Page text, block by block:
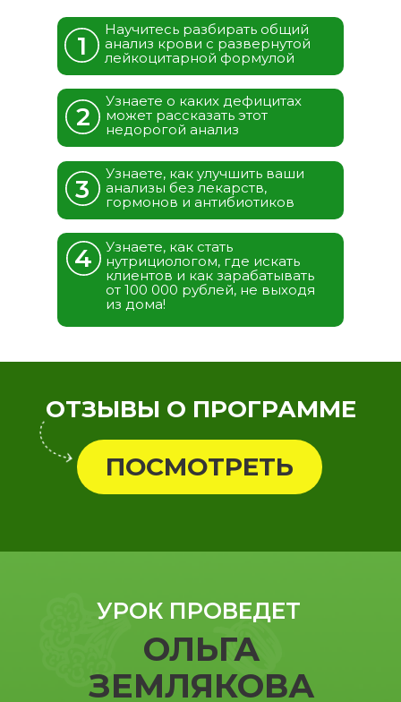
Научитесь разбирать общий
анализ крови с развернутой
лейкоцитарной формулой
Узнаете о каких дефицитах
может рассказать этот
недорогой анализ
Узнаете, как стать
нутрициологом, где искать
клиентов и как зарабатывать
от 100 000 рублей, не выходя
из дома!
1
3
2
4
Узнаете, как улучшить ваши
анализы без лекарств,
гормонов и антибиотиков
ПОСМОТРЕТЬ
ОТЗЫВЫ О ПРОГРАММЕ
ОЛЬГА
ЗЕМЛЯКОВА
УРОК ПРОВЕДЕТ